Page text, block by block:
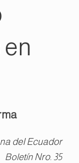
del Ecuador
BoletínNro. 35